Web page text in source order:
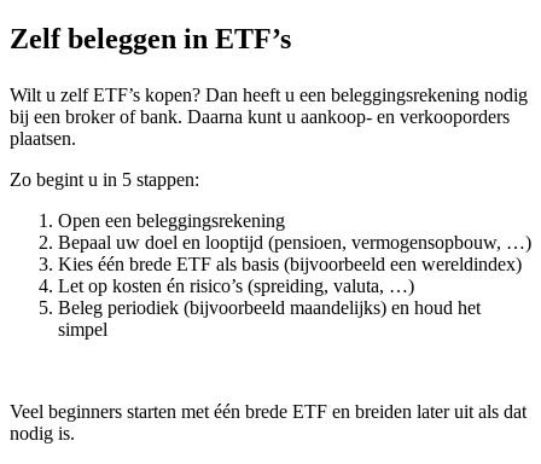
Zelf beleggen in ETF’s
Wilt u zelf ETF’s kopen? Dan heeft u een beleggingsrekening nodig
bij een broker of bank. Daarna kunt u aankoop- en verkooporders
plaatsen.
Zo begint u in 5 stappen:
Open een beleggingsrekening
Bepaal uw doel en looptijd (pensioen, vermogensopbouw, …)
Kies één brede ETF als basis (bijvoorbeeld een wereldindex)
Let op kosten én risico’s (spreiding, valuta, …)
Beleg periodiek (bijvoorbeeld maandelijks) en houd het
simpel
Veel beginners starten met één brede ETF en breiden later uit als dat
nodig is.